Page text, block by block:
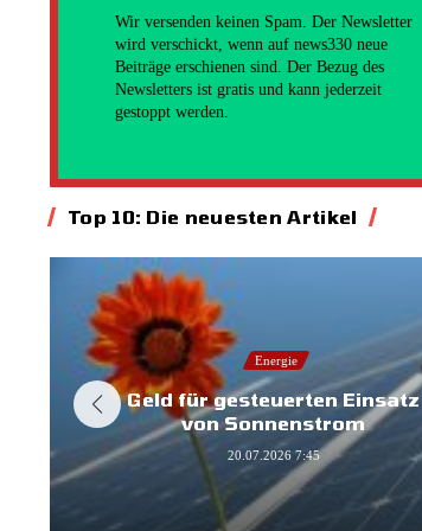
Wir versenden keinen Spam. Der Newsletter
wird verschickt, wenn auf news330 neue
Beiträge erschienen sind. Der Bezug des
Newsletters ist gratis und kann jederzeit
gestoppt werden.
Top 10: Die neuesten Artikel
Energie
Geld für gesteuerten Einsatz
von Sonnenstrom
20.07.2026 7:45